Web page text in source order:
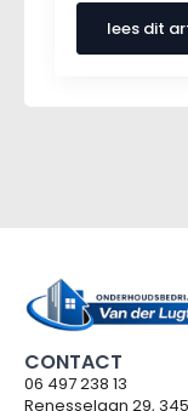
lees dit
CONTACT
06 497 238 13
Renesselaan 29,